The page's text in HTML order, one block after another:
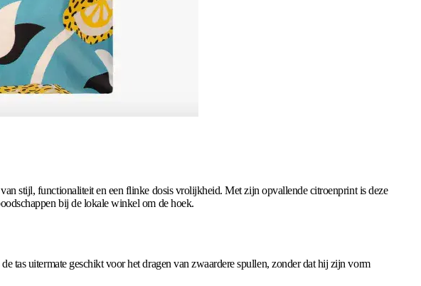
stijl, functionaliteit en een flinke dosis vrolijkheid. Met zijn opvallende citroenprint is deze
bij de lokale winkel om de hoek.
tas uitermate geschikt voor het dragen van zwaardere spullen, zonder dat hij zijn vorm